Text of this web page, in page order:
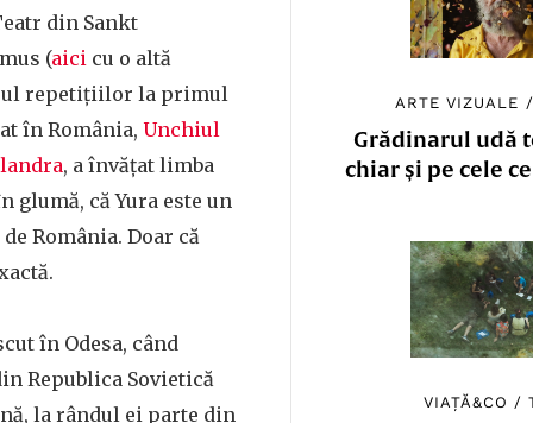
ARTE VIZUALE
Grădinarul udă
chiar și pe cele
VIAȚĂ&CO /
din Sankt
(aici cu o altă
repetițiilor la primul
în România, Unchiul
, a învățat limba
glumă, că Yura este un
România. Doar că
în Odesa, când
Republica Sovietică
la rândul ei parte din